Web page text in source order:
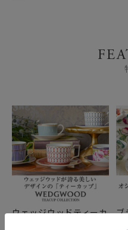
ウェッジウッドティーカ
ブ